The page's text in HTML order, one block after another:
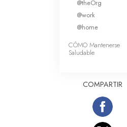
@theOrg
@work
@home
CÓMO Mantenerse
Saludable
COMPARTIR